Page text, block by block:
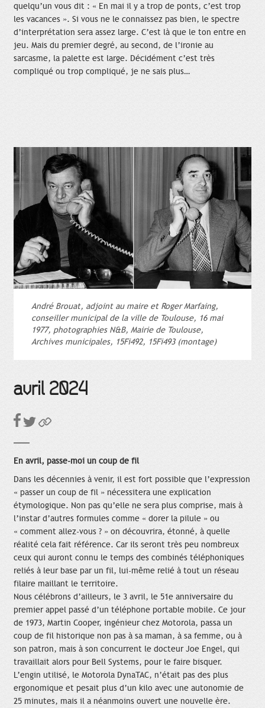
quelqu’un vous dit : « En mai il y a trop de ponts, c’est trop
les vacances ». Si vous ne le connaissez pas bien, le spectre
d’interprétation sera assez large. C’est là que le ton entre en
jeu. Mais du premier degré, au second, de l’ironie au
sarcasme, la palette est large. Décidément c’est très
compliqué ou trop compliqué, je ne sais plus…
André Brouat, adjoint au maire et Roger Marfaing,
conseiller municipal de la ville de Toulouse, 16 mai
1977, photographies N&B, Mairie de Toulouse,
Archives municipales, 15Fi492, 15Fi493 (montage)
avril 2024
En avril, passe-moi un coup de fil
Dans les décennies à venir, il est fort possible que l’expression
« passer un coup de fil » nécessitera une explication
étymologique. Non pas qu’elle ne sera plus comprise, mais à
l’instar d’autres formules comme « dorer la pilule » ou
« comment allez-vous ? » on découvrira, étonné, à quelle
réalité cela fait référence. Car ils seront très peu nombreux
ceux qui auront connu le temps des combinés téléphoniques
reliés à leur base par un fil, lui-même relié à tout un réseau
filaire maillant le territoire.
Nous célébrons d’ailleurs, le 3 avril, le 51e anniversaire du
premier appel passé d’un téléphone portable mobile. Ce jour
de 1973, Martin Cooper, ingénieur chez Motorola, passa un
coup de fil historique non pas à sa maman, à sa femme, ou à
son patron, mais à son concurrent le docteur Joe Engel, qui
travaillait alors pour Bell Systems, pour le faire bisquer.
L’engin utilisé, le Motorola DynaTAC, n’était pas des plus
ergonomique et pesait plus d’un kilo avec une autonomie de
25 minutes, mais il a néanmoins ouvert une nouvelle ère.